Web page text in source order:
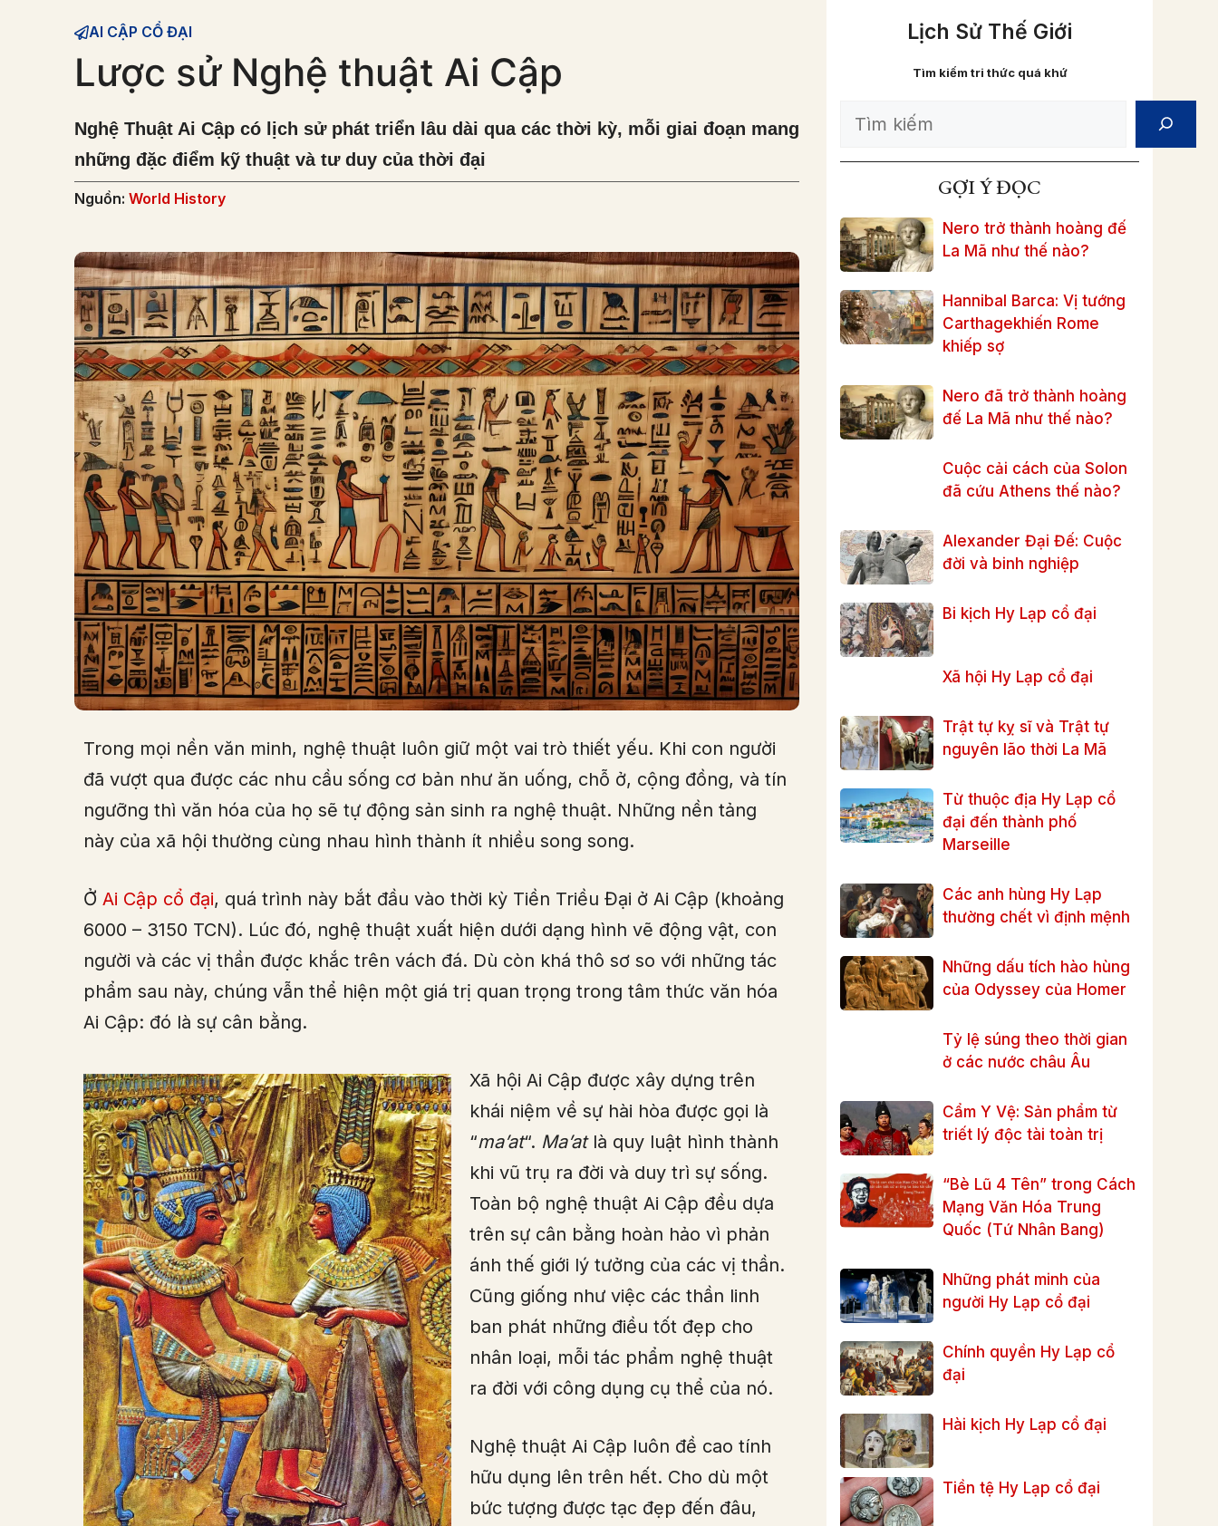
AI CẬP CỔ ĐẠI
Lược sử Nghệ thuật Ai Cập
Nghệ Thuật Ai Cập có lịch sử phát triển lâu dài qua các thời kỳ, mỗi giai đoạn mang
những đặc điểm kỹ thuật và tư duy của thời đại
Nguồn: World History
Trong mọi nền văn minh, nghệ thuật luôn giữ một vai trò thiết yếu. Khi con người
đã vượt qua được các nhu cầu sống cơ bản như ăn uống, chỗ ở, cộng đồng, và tín
ngưỡng thì văn hóa của họ sẽ tự động sản sinh ra nghệ thuật. Những nền tảng
này của xã hội thường cùng nhau hình thành ít nhiều song song.
Ở Ai Cập cổ đại, quá trình này bắt đầu vào thời kỳ Tiền Triều Đại ở Ai Cập (khoảng
6000 – 3150 TCN). Lúc đó, nghệ thuật xuất hiện dưới dạng hình vẽ động vật, con
người và các vị thần được khắc trên vách đá. Dù còn khá thô sơ so với những tác
phẩm sau này, chúng vẫn thể hiện một giá trị quan trọng trong tâm thức văn hóa
Ai Cập: đó là sự cân bằng.
Xã hội Ai Cập được xây dựng trên
khái niệm về sự hài hòa được gọi là
“ma’at“. Ma’atlà quy luật hình thành
khi vũ trụ ra đời và duy trì sự sống.
Toàn bộ nghệ thuật Ai Cập đều dựa
trên sự cân bằng hoàn hảo vì phản
ánh thế giới lý tưởng của các vị thần.
Cũng giống như việc các thần linh
ban phát những điều tốt đẹp cho
nhân loại, mỗi tác phẩm nghệ thuật
ra đời với công dụng cụ thể của nó.
Nghệ thuật Ai Cập luôn đề cao tính
hữu dụng lên trên hết. Cho dù một
bức tượng được tạc đẹp đến đâu,
Lịch Sử Thế Giới
Tìm kiếm tri thức quá khứ
Search
GỢI Ý ĐỌC
Nero trở thành hoàng đế
La Mã như thế nào?
Hannibal Barca: Vị tướng
Carthagekhiến Rome
khiếp sợ
Nero đã trở thành hoàng
đế La Mã như thế nào?
Cuộc cải cách của Solon
đã cứu Athens thế nào?
Alexander Đại Đế: Cuộc
đời và binh nghiệp
Bi kịch Hy Lạp cổ đại
Xã hội Hy Lạp cổ đại
Trật tự kỵ sĩ và Trật tự
nguyên lão thời La Mã
Từ thuộc địa Hy Lạp cổ
đại đến thành phố
Marseille
Các anh hùng Hy Lạp
thường chết vì định mệnh
Những dấu tích hào hùng
của Odyssey của Homer
Tỷ lệ súng theo thời gian
ở các nước châu Âu
Cẩm Y Vệ: Sản phẩm từ
triết lý độc tài toàn trị
“Bè Lũ 4 Tên” trong Cách
Mạng Văn Hóa Trung
Quốc (Tứ Nhân Bang)
Những phát minh của
người Hy Lạp cổ đại
Chính quyền Hy Lạp cổ
đại
Hài kịch Hy Lạp cổ đại
Tiền tệ Hy Lạp cổ đại